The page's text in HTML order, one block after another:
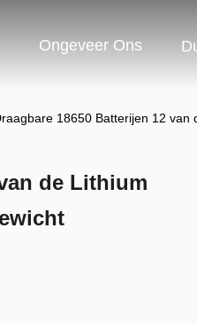
Ongeveer Ons
18650 Batterijen 12 van
de Lithium